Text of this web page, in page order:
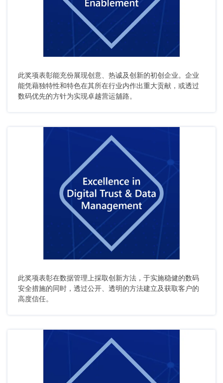
此奖项表彰能充份展现创意、热诚及创新的初创企业。企业
能凭藉独特性和特色在其所在行业内作出重大贡献，或透过
数码优先的方针为实现卓越营运舖路。
此奖项表彰在数据管理上採取创新方法，于实施稳健的数码
安全措施的同时，透过公开、透明的方法建立及获取客户的
高度信任。